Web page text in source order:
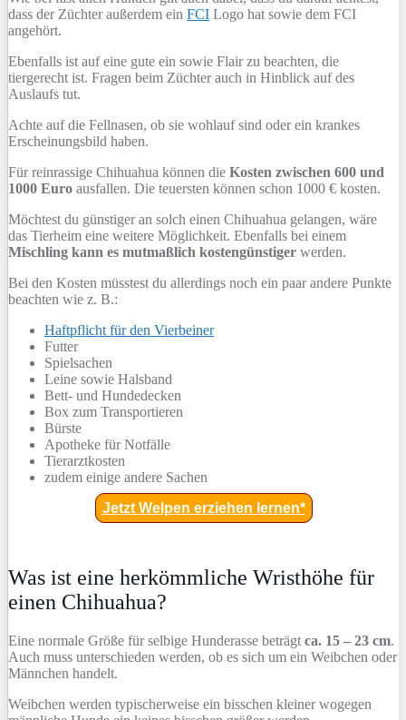
dass der Züchter außerdem ein FCI Logo hat sowie dem FCI
angehört.
Ebenfalls ist auf eine gute ein sowie Flair zu beachten, die
tiergerecht ist. Fragen beim Züchter auch in Hinblick auf des
Auslaufs tut.
Achte auf die Fellnasen, ob sie wohlauf sind oder ein krankes
Erscheinungsbild haben.
Für reinrassige Chihuahua können die Kosten zwischen 600 und
1000 Euro ausfallen. Die teuersten können schon 1000 € kosten.
Möchtest du günstiger an solch einen Chihuahua gelangen, wäre
das Tierheim eine weitere Möglichkeit. Ebenfalls bei einem
Mischling kann es mutmaßlich kostengünstiger werden.
Bei den Kosten müsstest du allerdings noch ein paar andere Punkte
beachten wie z. B.:
Haftpflicht für den Vierbeiner
Futter
Spielsachen
Leine sowie Halsband
Bett- und Hundedecken
Box zum Transportieren
Bürste
Apotheke für Notfälle
Tierarztkosten
zudem einige andere Sachen
Jetzt Welpen erziehen lernen*
Was ist eine herkömmliche Wristhöhe für
einen Chihuahua?
Eine normale Größe für selbige Hunderasse beträgt ca. 15 – 23 cm.
Auch muss unterschieden werden, ob es sich um ein Weibchen oder
Männchen handelt.
Weibchen werden typischerweise ein bisschen kleiner wogegen